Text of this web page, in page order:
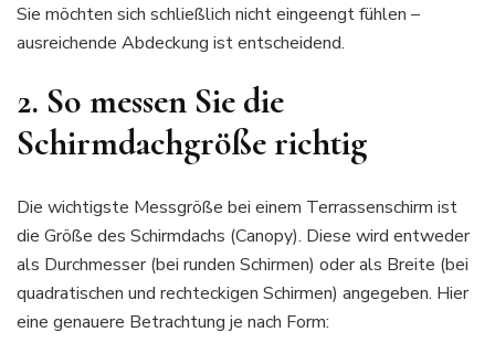
Sie möchten sich schließlich nicht eingeengt fühlen –
ausreichende Abdeckung ist entscheidend.
2. So messen Sie die
Schirmdachgröße richtig
Die wichtigste Messgröße bei einem Terrassenschirm ist
die Größe des Schirmdachs (Canopy). Diese wird entweder
als Durchmesser (bei runden Schirmen) oder als Breite (bei
quadratischen und rechteckigen Schirmen) angegeben. Hier
eine genauere Betrachtung je nach Form: